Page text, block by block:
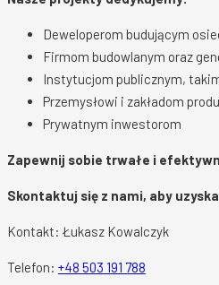
Deweloperom budującym
Firmom budowlanym oraz
Instytucjom publicznym,
Przemysłowi i zakładom
Prywatnym inwestorom
Zapewnij sobie trwałe i
Skontaktuj się z nami, aby
Kontakt: Łukasz Kowalczyk
Telefon: +48 503 191 788